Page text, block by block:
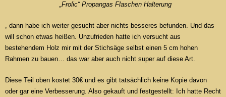
„Frolic“ Propangas Flaschen Halterung
, dann habe ich weiter gesucht aber nichts besseres befunden. Und das
will schon etwas heißen. Unzufrieden hatte ich versucht aus
bestehendem Holz mir mit der Stichsäge selbst einen 5 cm hohen
Rahmen zu bauen… das war aber auch nicht super auf diese Art.
Diese Teil oben kostet 30€ und es gibt tatsächlich keine Kopie davon
oder gar eine Verbesserung. Also gekauft und festgestellt: Ich hatte Recht